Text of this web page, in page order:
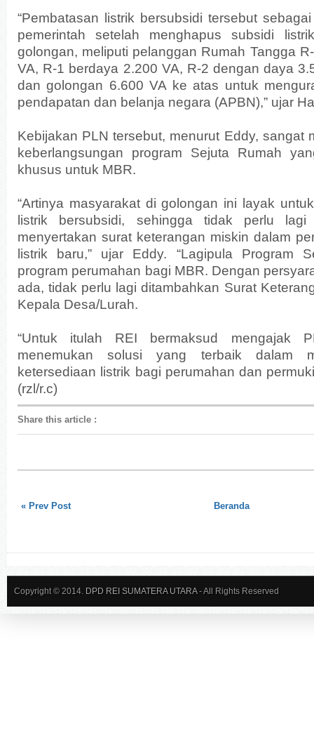
“Pembatasan listrik bersubsidi tersebut
pemerintah setelah menghapus subsidi
golongan, meliputi pelanggan Rumah Tangga
VA, R-1 berdaya 2.200 VA, R-2 dengan daya
dan golongan 6.600 VA ke atas untuk
pendapatan dan belanja negara (APBN),” ujar
Kebijakan PLN tersebut, menurut Eddy, sangat
keberlangsungan program Sejuta Rumah
khusus untuk MBR.
“Artinya masyarakat di golongan ini layak
listrik bersubsidi, sehingga tidak perlu lagi
menyertakan surat keterangan miskin dalam
listrik baru,” ujar Eddy. “Lagipula Program
program perumahan bagi MBR. Dengan
ada, tidak perlu lagi ditambahkan Surat
Kepala Desa/Lurah.
“Untuk itulah REI bermaksud mengajak
menemukan solusi yang terbaik dalam
ketersediaan listrik bagi perumahan dan
(rzl/r.c)
Share this article :
« Prev Post Beranda
Copyright © 2014. DPD REI SUMATERA UTARA- All Rights Reserved